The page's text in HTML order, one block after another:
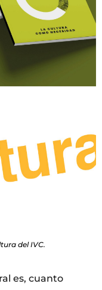
del IVC.
es, cuanto